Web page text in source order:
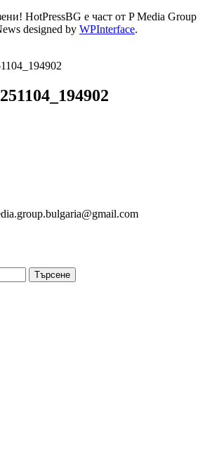
HotPressBG е част от P Media Group
designed by WPInterface.